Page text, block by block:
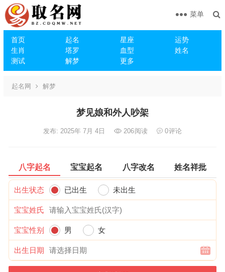
首页 起名 星座
运势
生肖
塔罗 血型
姓名
测试
解梦 更多
菜单
起名网 解梦
梦见娘和外人吵架
发布: 2025年 7月 4日 206阅读 0评论
八字起名 宝宝起名 八字改名 姓名祥批
出生状态 已出生 未出生
宝宝姓氏
宝宝性别 男 女
出生日期